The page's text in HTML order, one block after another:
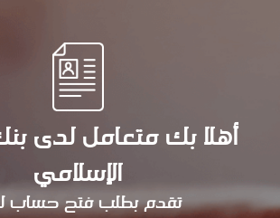
أهلا بك متعامل لدى
الإسلامي
تقدم بطلب فتح حساب